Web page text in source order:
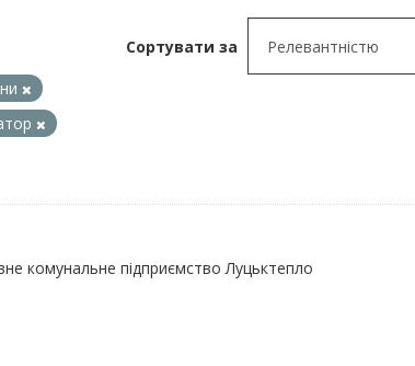
Сортувати за
комунальне підприємство Луцьктепло